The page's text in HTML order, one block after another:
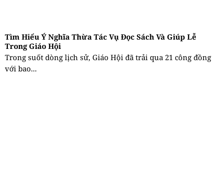
Tìm Hiểu Ý Nghĩa Thừa Tác Vụ Đọc Sách Và Giúp Lễ
Trong Giáo Hội
Trong suốt dòng lịch sử, Giáo Hội đã trải qua 21 công đồng
với bao...